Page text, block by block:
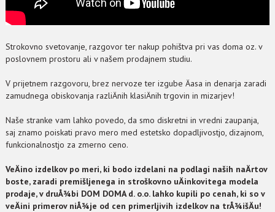
Strokovno svetovanje, razgovor ter nakup pohištva pri vas doma oz. v
poslovnem prostoru ali v našem prodajnem studiu.
V prijetnem razgovoru, brez nervoze ter izgube Äasa in denarja zaradi
zamudnega obiskovanja razliÄnih klasiÄnih trgovin in mizarjev!
Naše stranke vam lahko povedo, da smo diskretni in vredni zaupanja,
saj znamo poiskati pravo mero med estetsko dopadljivostjo, dizajnom,
funkcionalnostjo za zmerno ceno.
VeÄino izdelkov po meri, ki bodo izdelani na podlagi naših naÄrtov
boste, zaradi premišljenega in stroškovno uÄinkovitega modela
prodaje, v druÅ¾bi DOM DOMA d. o.o. lahko kupili po cenah, ki so v
veÄini primerov niÅ¾je od cen primerljivih izdelkov na trÅ¾išÄu!